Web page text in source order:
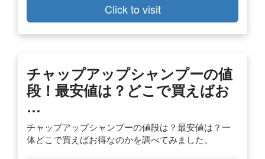
Click to visit
チャップアップシャンプーの値
段！最安値は？どこで買えばお
…
チャップアップシャンプーの値段は？最安値は？一
体どこで買えばお得なのかを調べてみました。